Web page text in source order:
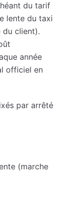
du tarif
lente du taxi
du client).
année
officiel en
par arrêté
(marche